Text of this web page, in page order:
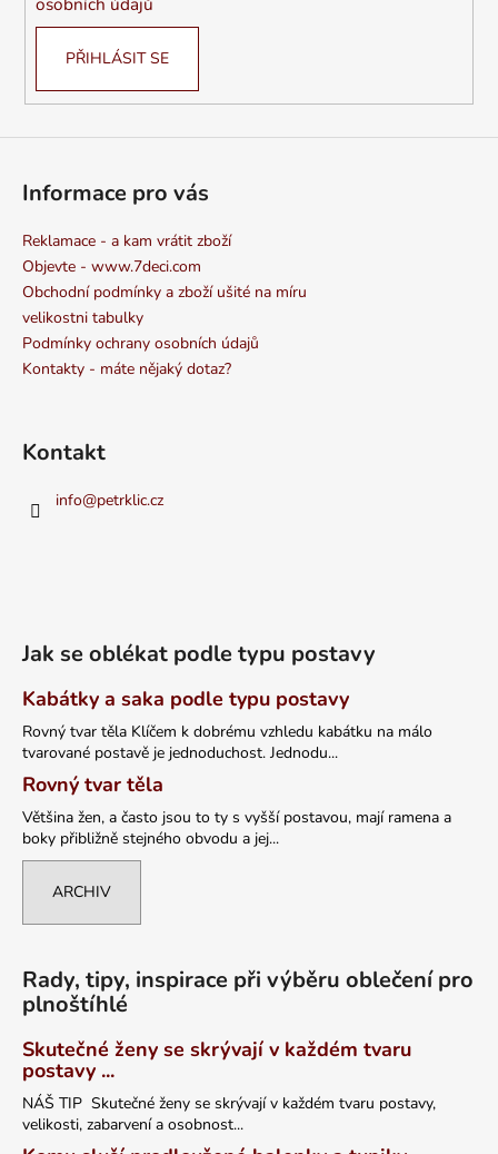
PŘIHLÁSIT SE
Informace pro vás
Reklamace - a kam vrátit zboží
Objevte - www.7deci.com
Obchodní podmínky a zboží ušité na míru
velikostni tabulky
Podmínky ochrany osobních údajů
Kontakty - máte nějaký dotaz?
Kontakt
info@petrklic.cz
Jak se oblékat podle typu postavy
Kabátky a saka podle typu postavy
Rovný tvar těla Klíčem k dobrému vzhledu kabátku na málo
tvarované postavě je jednoduchost. Jednodu...
Rovný tvar těla
Většina žen, a často jsou to ty s vyšší postavou, mají ramena a
boky přibližně stejného obvodu a jej...
ARCHIV
Rady, tipy, inspirace při výběru oblečení pro
plnoštíhlé
Skutečné ženy se skrývají v každém tvaru
postavy ...
NÁŠ TIP Skutečné ženy se skrývají v každém tvaru postavy,
velikosti, zabarvení a osobnost...